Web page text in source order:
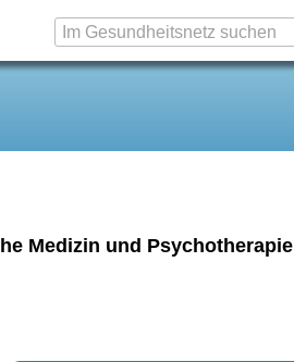
Medizin und Psychotherapie